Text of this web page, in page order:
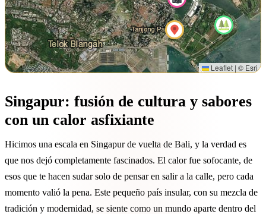
Leaflet | © Esri
Singapur: fusión de cultura y sabores
con un calor asfixiante
Hicimos una escala en Singapur de vuelta de Bali, y la verdad es
que nos dejó completamente fascinados. El calor fue sofocante, de
esos que te hacen sudar solo de pensar en salir a la calle, pero cada
momento valió la pena. Este pequeño país insular, con su mezcla de
tradición y modernidad, se siente como un mundo aparte dentro del